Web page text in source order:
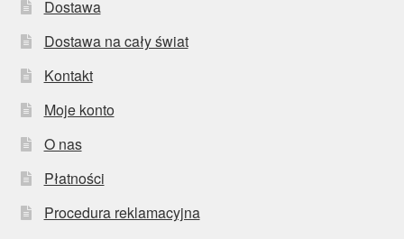
Dostawa
Dostawa na cały świat
Kontakt
Moje konto
O nas
Płatności
Procedura reklamacyjna